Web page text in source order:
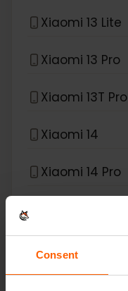
Consent
Xiaomi 13 Lite
Xiaomi 13 Pro
Xiaomi 13T Pro
Xiaomi 14
Xiaomi 14 Pro